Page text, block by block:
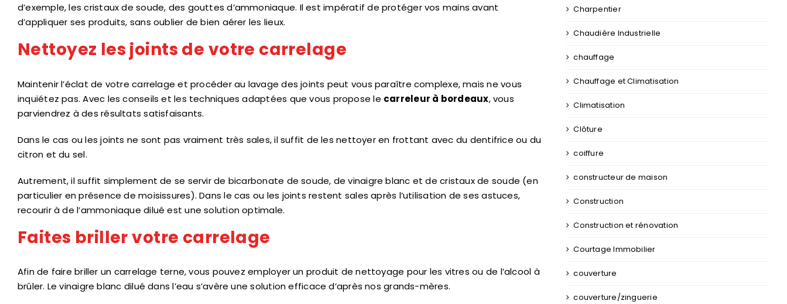
d’exemple, les cristaux de soude, des gouttes d’ammoniaque. Il est impératif de protéger vos mains avant
d’appliquer ses produits, sans oublier de bien aérer les lieux.
Nettoyez les joints de votre carrelage
Maintenir l’éclat de votre carrelage et procéder au lavage des joints peut vous paraître complexe, mais ne vous
inquiétez pas. Avec les conseils et les techniques adaptées que vous propose le carreleur à bordeaux, vous
parviendrez à des résultats satisfaisants.
Dans le cas ou les joints ne sont pas vraiment très sales, il suffit de les nettoyer en frottant avec du dentifrice ou du
citron et du sel.
Autrement, il suffit simplement de se servir de bicarbonate de soude, de vinaigre blanc et de cristaux de soude (en
particulier en présence de moisissures). Dans le cas ou les joints restent sales après l’utilisation de ses astuces,
recourir à de l’ammoniaque dilué est une solution optimale.
Faites briller votre carrelage
Afin de faire briller un carrelage terne, vous pouvez employer un produit de nettoyage pour les vitres ou de l’alcool à
brûler. Le vinaigre blanc dilué dans l’eau s’avère une solution efficace d’après nos grands-mères.
Charpentier
Chaudière Industrielle
chauffage
Chauffage et Climatisation
Climatisation
Clôture
coiffure
constructeur de maison
Construction
Construction et rénovation
Courtage Immobilier
couverture
couverture/zinguerie